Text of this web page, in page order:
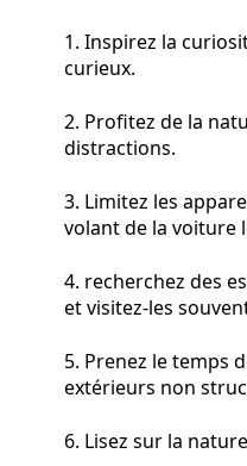
1. Inspirez la
curieux.
2. Profitez de la
distractions.
3. Limitez les
volant de la voiture
4. recherchez des
et visitez-les
5. Prenez le temps
extérieurs non
6. Lisez sur la